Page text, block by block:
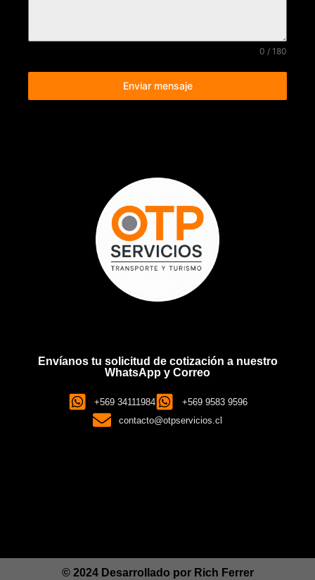
0 / 180
Enviar mensaje
Envíanos tu solicitud de cotización a nuestro
WhatsApp y Correo
+569 34111984
+569 9583 9596
contacto@otpservicios.cl
© 2024 Desarrollado por Rich Ferrer